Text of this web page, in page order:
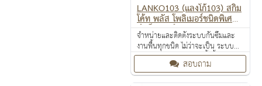
LANKO103 (แลงโก้103) สกิม
โค้ท พลัส โพลิเมอร์ชนิดพิเศษ
สำเร็จรูป สำหรับงานฉาบบาง
ผนังหรือฝ้า ภายในและภายนอก
จำหน่ายและติดตั้งระบบกันซึมและ
งานพื้นทุกชนิด ไม่ว่าจะเป็น ระบบ
งานกันซึม ระบบงานติดตั้งพื้น งาน
ป้องกันไฟลาม งานเคลือบปกป้องพื้น
ผิว งานเคลือบสารสะท้อนความร้อน
สอบถาม